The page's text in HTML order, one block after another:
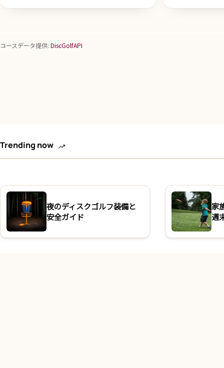
コースデータ提供: DiscGolfAPI
Trending now
夜のディスクゴルフ装備と
安全ガイド
家
週